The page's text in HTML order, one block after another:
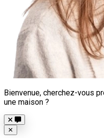
Bienvenue, cherchez-vous
une maison ?
Close
✕